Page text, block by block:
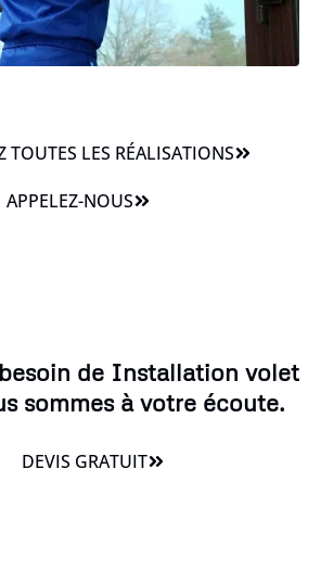
TOUTES LES RÉALISATIONS
APPELEZ-NOUS
de Installation volet
sommes à votre écoute.
DEVIS GRATUIT